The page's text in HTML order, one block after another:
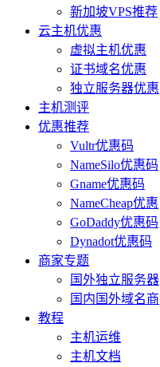
新加坡VPS推荐
云主机优惠
虚拟主机优惠
证书域名优惠
独立服务器优惠
主机测评
优惠推荐
Vultr优惠码
NameSilo优惠码
Gname优惠码
NameCheap优惠
GoDaddy优惠码
Dynadot优惠码
商家专题
国外独立服务器
国内国外域名商
教程
主机运维
主机文档